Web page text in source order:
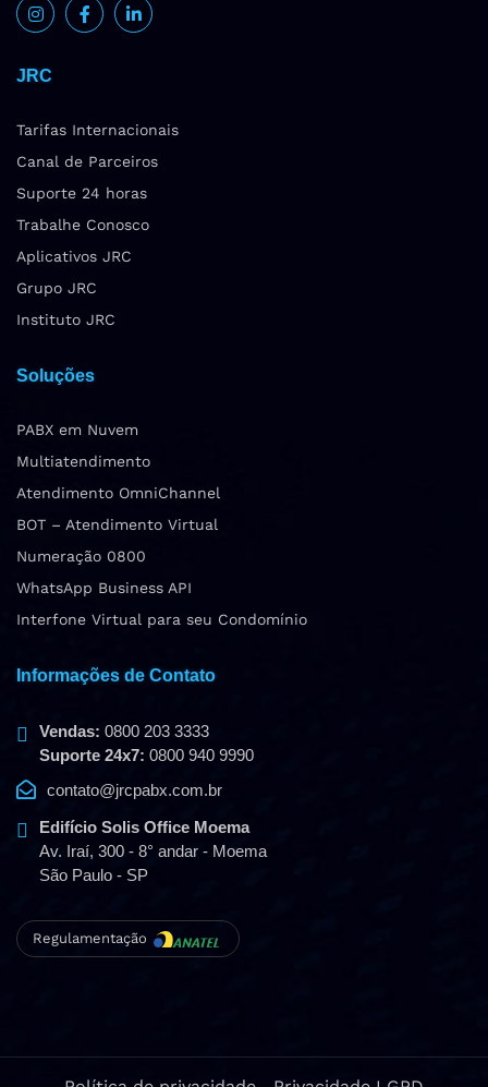
JRC
Tarifas Internacionais
Canal de Parceiros
Suporte 24 horas
Trabalhe Conosco
Aplicativos JRC
Grupo JRC
Instituto JRC
Soluções
PABX em Nuvem
Multiatendimento
Atendimento OmniChannel
BOT – Atendimento Virtual
Numeração 0800
WhatsApp Business API
Interfone Virtual para seu Condomínio
Informações de Contato
Vendas: 0800 203 3333
Suporte 24x7: 0800 940 9990
contato@jrcpabx.com.br
Edifício Solis Office Moema
Av. Iraí, 300 - 8° andar - Moema
São Paulo - SP
Regulamentação